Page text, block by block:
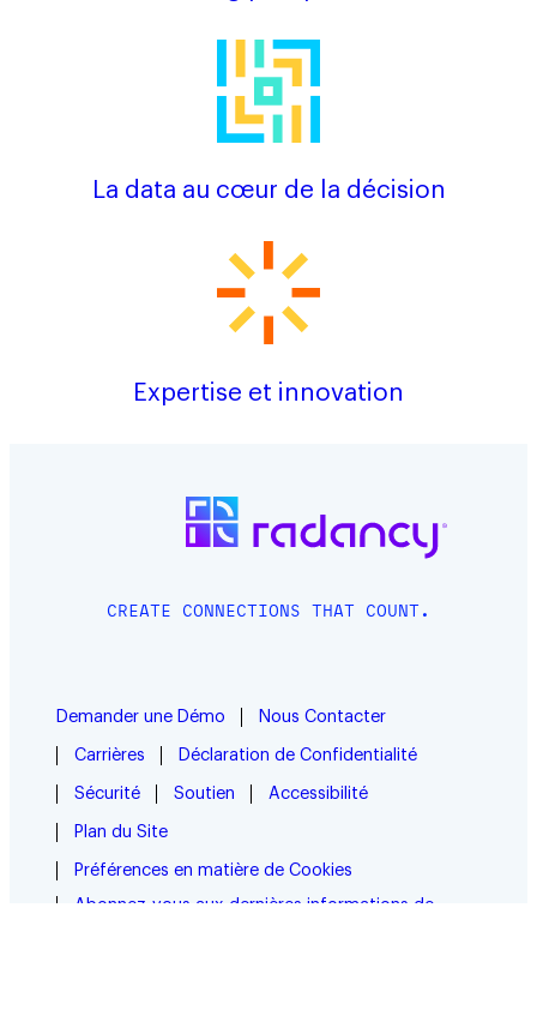
La data au cœur de la décision
Expertise et innovation
CREATE CONNECTIONS THAT COUNT.
Demander une Démo Nous Contacter
Carrières Déclaration de Confidentialité
Sécurité Soutien Accessibilité
Plan du Site
Préférences en matière de Cookies
Abonnez-vous aux dernières informations de